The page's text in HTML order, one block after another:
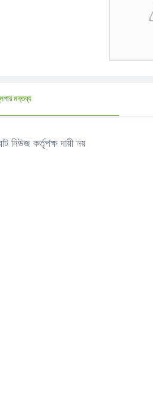
মন্তব্য
নিউজ কর্তৃপক্ষ দায়ী নয়